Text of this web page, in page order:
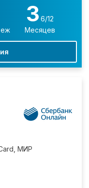
3 6/12
Месяцев
МИР